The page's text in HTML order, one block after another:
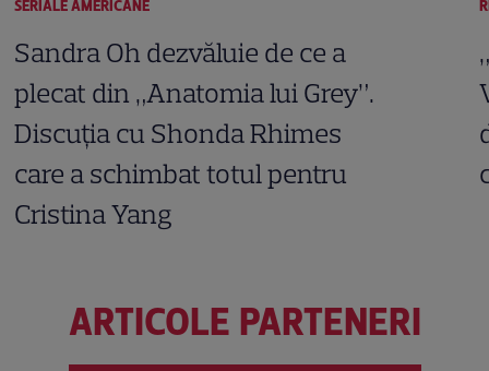
SERIALE AMERICANE
Sandra Oh dezvăluie de ce a
plecat din „Anatomia lui Grey”.
Discuția cu Shonda Rhimes
care a schimbat totul pentru
Cristina Yang
ARTICOLE PARTENERI